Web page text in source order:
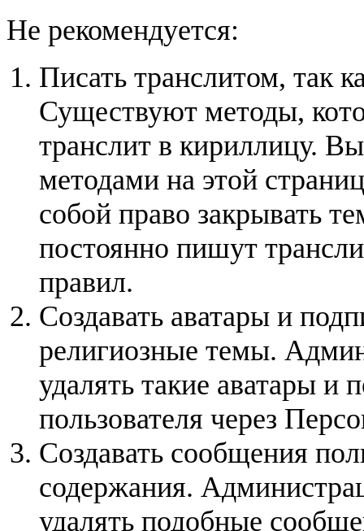
Не рекомендуется:
Писать транслитом, так
Существуют методы,
транслит в кириллицу.
методами на этой
собой право закрывать
постоянно пишут
правил.
Создавать аватары и
религиозные темы.
удалять такие аватары и
пользователя через
Создавать сообщения
содержания.
удалять подобные